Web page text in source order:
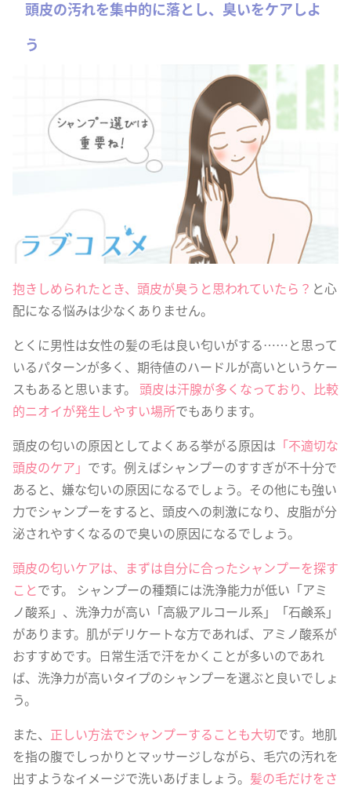
頭皮の汚れを集中的に落とし、臭いをケアしよ
う
抱きしめられたとき、頭皮が臭うと思われていたら？ と心
配になる悩みは少なくありません。
とくに男性は女性の髪の毛は良い匂いがする……と思って
いるパターンが多く、期待値のハードルが高いというケー
スもあると思います。 頭皮は汗腺が多くなっており、比較
的ニオイが発生しやすい場所でもあります。
頭皮の匂いの原因としてよくある挙がる原因は 「不適切な
頭皮のケア」 です。例えばシャンプーのすすぎが不十分で
あると、嫌な匂いの原因になるでしょう。その他にも強い
力でシャンプーをすると、頭皮への刺激になり、皮脂が分
泌されやすくなるので臭いの原因になるでしょう。
頭皮の匂いケアは、まずは自分に合ったシャンプーを探す
ことです。 シャンプーの種類には洗浄能力が低い「アミ
ノ酸系」、洗浄力が高い「高級アルコール系」「石鹸系」
があります。肌がデリケートな方であれば、アミノ酸系が
おすすめです。日常生活で汗をかくことが多いのであれ
ば、洗浄力が高いタイプのシャンプーを選ぶと良いでしょ
う。
また、 正しい方法でシャンプーすることも大切です。地肌
を指の腹でしっかりとマッサージしながら、毛穴の汚れを
出すようなイメージで洗いあげましょう。 髪の毛だけをさ